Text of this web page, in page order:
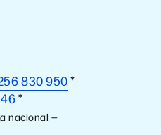
830 950*
*
nacional —